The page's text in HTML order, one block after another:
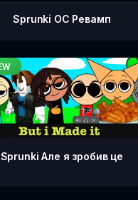
Sprunki OC Ревамп
Sprunki Але я зробив це